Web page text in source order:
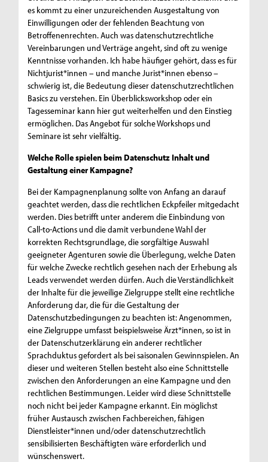
es kommt zu einer unzureichenden Ausgestaltung von
Einwilligungen oder der fehlenden Beachtung von
Betroffenenrechten. Auch was datenschutzrechtliche
Vereinbarungen und Verträge angeht, sind oft zu wenige
Kenntnisse vorhanden. Ich habe häufiger gehört, dass es für
Nichtjurist*innen – und manche Jurist*innen ebenso –
schwierig ist, die Bedeutung dieser datenschutzrechtlichen
Basics zu verstehen. Ein Überblicksworkshop oder ein
Tagesseminar kann hier gut weiterhelfen und den Einstieg
ermöglichen. Das Angebot für solche Workshops und
Seminare ist sehr vielfältig.
Welche Rolle spielen beim Datenschutz Inhalt und
Gestaltung einer Kampagne?
Bei der Kampagnenplanung sollte von Anfang an darauf
geachtet werden, dass die rechtlichen Eckpfeiler mitgedacht
werden. Dies betrifft unter anderem die Einbindung von
Call-to-Actions und die damit verbundene Wahl der
korrekten Rechtsgrundlage, die sorgfältige Auswahl
geeigneter Agenturen sowie die Überlegung, welche Daten
für welche Zwecke rechtlich gesehen nach der Erhebung als
Leads verwendet werden dürfen. Auch die Verständlichkeit
der Inhalte für die jeweilige Zielgruppe stellt eine rechtliche
Anforderung dar, die für die Gestaltung der
Datenschutzbedingungen zu beachten ist: Angenommen,
eine Zielgruppe umfasst beispielsweise Ärzt*innen, so ist in
der Datenschutzerklärung ein anderer rechtlicher
Sprachduktus gefordert als bei saisonalen Gewinnspielen. An
dieser und weiteren Stellen besteht also eine Schnittstelle
zwischen den Anforderungen an eine Kampagne und den
rechtlichen Bestimmungen. Leider wird diese Schnittstelle
noch nicht bei jeder Kampagne erkannt. Ein möglichst
früher Austausch zwischen Fachbereichen, fähigen
Dienstleister*innen und/oder datenschutzrechtlich
sensibilisierten Beschäftigten wäre erforderlich und
wünschenswert.